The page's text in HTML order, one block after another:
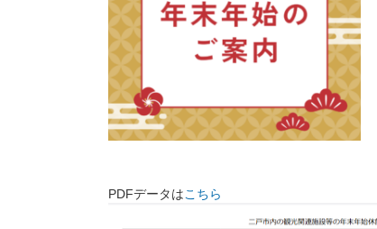
PDFデータはこちら